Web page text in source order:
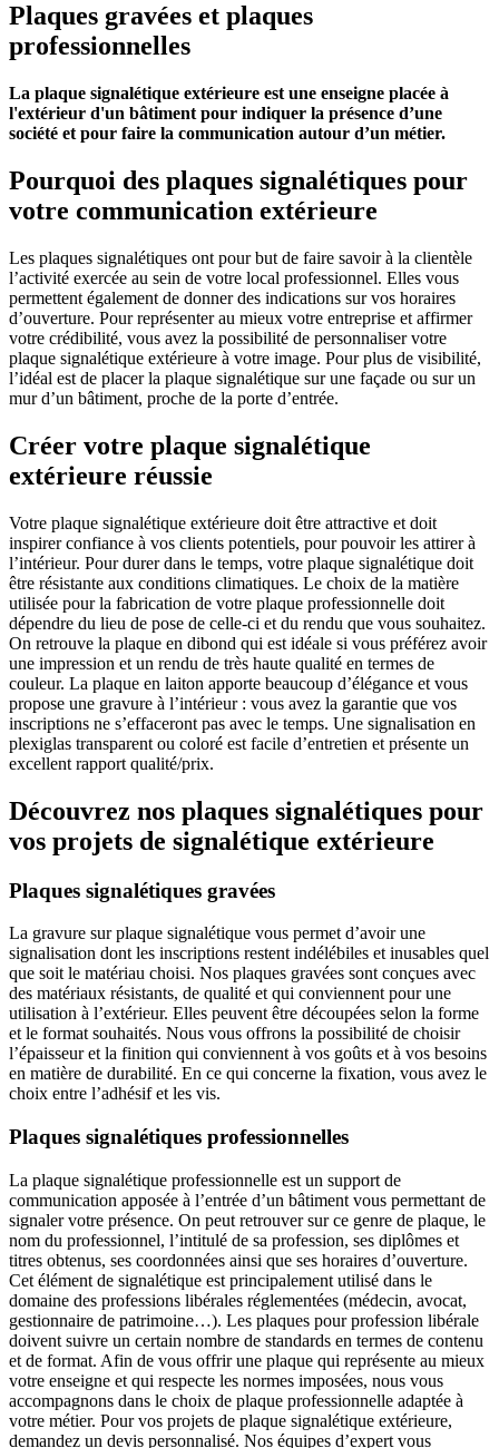
Plaques gravées et plaques
professionnelles
La plaque signalétique extérieure est une enseigne placée à
l'extérieur d'un bâtiment pour indiquer la présence d’une
société et pour faire la communication autour d’un métier.
Pourquoi des plaques signalétiques pour
votre communication extérieure
Les plaques signalétiques ont pour but de faire savoir à la clientèle
l’activité exercée au sein de votre local professionnel. Elles vous
permettent également de donner des indications sur vos horaires
d’ouverture. Pour représenter au mieux votre entreprise et affirmer
votre crédibilité, vous avez la possibilité de personnaliser votre
plaque signalétique extérieure à votre image. Pour plus de visibilité,
l’idéal est de placer la plaque signalétique sur une façade ou sur un
mur d’un bâtiment, proche de la porte d’entrée.
Créer votre plaque signalétique
extérieure réussie
Votre plaque signalétique extérieure doit être attractive et doit
inspirer confiance à vos clients potentiels, pour pouvoir les attirer à
l’intérieur. Pour durer dans le temps, votre plaque signalétique doit
être résistante aux conditions climatiques. Le choix de la matière
utilisée pour la fabrication de votre plaque professionnelle doit
dépendre du lieu de pose de celle-ci et du rendu que vous souhaitez.
On retrouve la plaque en dibond qui est idéale si vous préférez avoir
une impression et un rendu de très haute qualité en termes de
couleur. La plaque en laiton apporte beaucoup d’élégance et vous
propose une gravure à l’intérieur : vous avez la garantie que vos
inscriptions ne s’effaceront pas avec le temps. Une signalisation en
plexiglas transparent ou coloré est facile d’entretien et présente un
excellent rapport qualité/prix.
Découvrez nos plaques signalétiques pour
vos projets de signalétique extérieure
Plaques signalétiques gravées
La gravure sur plaque signalétique vous permet d’avoir une
signalisation dont les inscriptions restent indélébiles et inusables quel
que soit le matériau choisi. Nos plaques gravées sont conçues avec
des matériaux résistants, de qualité et qui conviennent pour une
utilisation à l’extérieur. Elles peuvent être découpées selon la forme
et le format souhaités. Nous vous offrons la possibilité de choisir
l’épaisseur et la finition qui conviennent à vos goûts et à vos besoins
en matière de durabilité. En ce qui concerne la fixation, vous avez le
choix entre l’adhésif et les vis.
Plaques signalétiques professionnelles
La plaque signalétique professionnelle est un support de
communication apposée à l’entrée d’un bâtiment vous permettant de
signaler votre présence. On peut retrouver sur ce genre de plaque, le
nom du professionnel, l’intitulé de sa profession, ses diplômes et
titres obtenus, ses coordonnées ainsi que ses horaires d’ouverture.
Cet élément de signalétique est principalement utilisé dans le
domaine des professions libérales réglementées (médecin, avocat,
gestionnaire de patrimoine…). Les plaques pour profession libérale
doivent suivre un certain nombre de standards en termes de contenu
et de format. Afin de vous offrir une plaque qui représente au mieux
votre enseigne et qui respecte les normes imposées, nous vous
accompagnons dans le choix de plaque professionnelle adaptée à
votre métier. Pour vos projets de plaque signalétique extérieure,
demandez un devis personnalisé. Nos équipes d’expert vous